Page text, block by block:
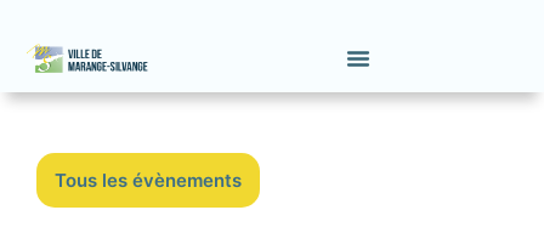
Tous les évènements